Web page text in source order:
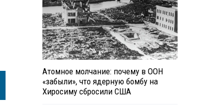
Атомное молчание: почему в ООН
«забыли», что ядерную бомбу на
Хиросиму сбросили США